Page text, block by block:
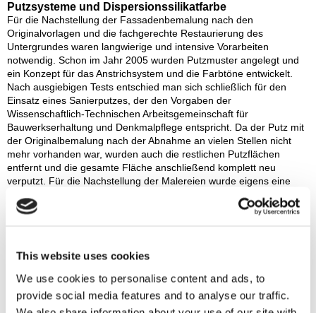
This website uses cookies
We use cookies to personalise content and ads, to
provide social media features and to analyse our traffic.
Putzsysteme und Dispersionssilikatfarbe
Für die Nachstellung der Fassadenbemalung nach den
Originalvorlagen und die fachgerechte Restaurierung des
Untergrundes waren langwierige und intensive Vorarbeiten
notwendig. Schon im Jahr 2005 wurden Putzmuster angelegt und
ein Konzept für das Anstrichsystem und die Farbtöne entwickelt.
Nach ausgiebigen Tests entschied man sich schließlich für den
Einsatz eines Sanierputzes, der den Vorgaben der
Wissenschaftlich-Technischen Arbeitsgemeinschaft für
Bauwerkserhaltung und Denkmalpflege entspricht. Da der Putz mit
der Originalbemalung nach der Abnahme an vielen Stellen nicht
mehr vorhanden war, wurden auch die restlichen Putzflächen
entfernt und die gesamte Fläche anschließend komplett neu
verputzt. Für die Nachstellung der Malereien wurde eigens eine
Weißpigment statt des heute üblichen Titandioxid zum Einsatz kam,
aufeinander abgestimmten Putz- und Anstrichsysteme für einen
langfristigen Schutz der Fassade sorgt.